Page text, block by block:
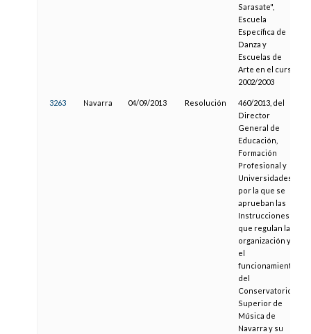
Sarasate",
Escuela
Específica de
Danza y
Escuelas de
Arte en el curso
2002/2003
3263 Navarra 04/09/2013 Resolución
460/2013, del
Director
General de
Educación,
Formación
Profesional y
Universidades,
por la que se
aprueban las
Instrucciones
que regulan la
organización y
el
funcionamiento
del
Conservatorio
Superior de
Música de
Navarra y su